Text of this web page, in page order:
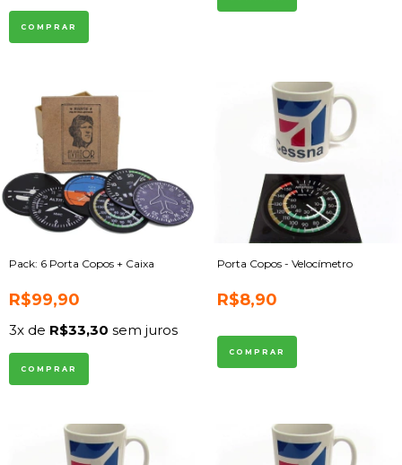
Pack: 6 Porta Copos + Caixa
R$99,90
3x de R$33,30 sem juros
Porta Copos - Velocímetro
R$8,90